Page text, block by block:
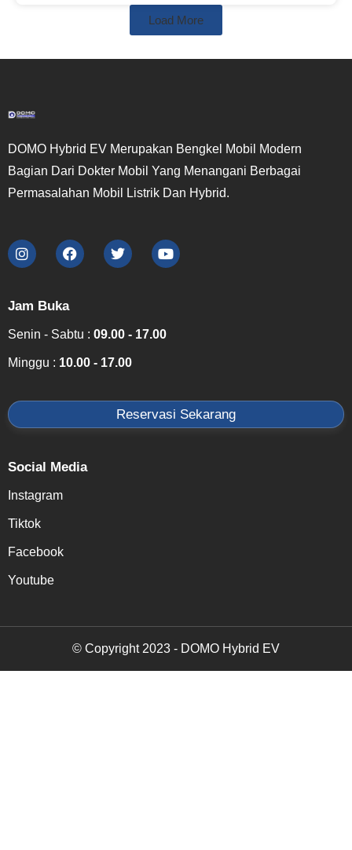
Load More
DOMO Hybrid EV Merupakan Bengkel Mobil Modern
Bagian Dari Dokter Mobil Yang Menangani Berbagai
Permasalahan Mobil Listrik Dan Hybrid.
Jam Buka
Senin - Sabtu : 09.00 - 17.00
Minggu : 10.00 - 17.00
Reservasi Sekarang
Social Media
Instagram
Tiktok
Facebook
Youtube
© Copyright 2023 - DOMO Hybrid EV